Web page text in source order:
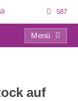
587
Menü
auf